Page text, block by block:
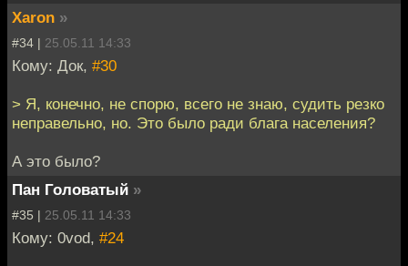
Xaron »
#34 | 25.05.11 14:33
Кому: Док, #30
> Я, конечно, не спорю, всего не знаю, судить резко
неправельно, но. Это было ради блага населения?
А это было?
Пан Головатый »
#35 | 25.05.11 14:33
Кому: 0vod, #24